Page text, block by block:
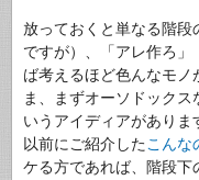
放っておくと単なる階段
ですが）、「アレ作ろ」
ば考えるほど色んなモノ
ま、まずオーソドックス
いうアイディアがありま
以前にご紹介したこんな
ケる方であれば、階段下